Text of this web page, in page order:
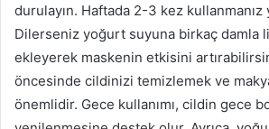
durulayın. Haftada 2-3 kez
Dilerseniz yoğurt suyuna birkaç damla
ekleyerek maskenin etkisini
öncesinde cildinizi temizlemek ve
önemlidir. Gece kullanımı, cildin gece